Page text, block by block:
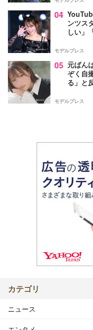
04
ンツス
しい」
モデルプレス
05 元ばん
ぞく自
る」と
モデルプレス
カテゴリ
ニュース